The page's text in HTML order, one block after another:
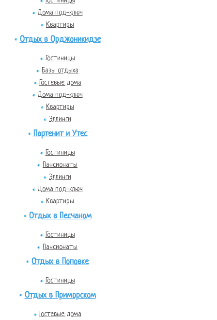
Дома под-ключ
Квартиры
Отдых в Орджоникидзе
Гостиницы
Базы отдыха
Гостевые дома
Дома под-ключ
Квартиры
Эллинги
Партенит и Утес
Гостиницы
Пансионаты
Эллинги
Дома под-ключ
Квартиры
Отдых в Песчаном
Гостиницы
Пансионаты
Отдых в Поповке
Гостиницы
Отдых в Приморском
Гостевые дома